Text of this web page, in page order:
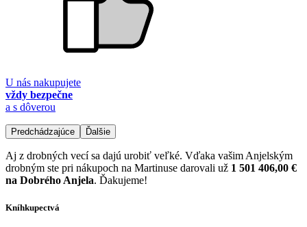
U nás nakupujete
vždy bezpečne
a s dôverou
Predchádzajúce Ďalšie
Aj z drobných vecí sa dajú urobiť veľké. Vďaka vašim Anjelským
drobným ste pri nákupoch na Martinuse darovali už 1 501 406,00 €
na Dobrého Anjela. Ďakujeme!
Kníhkupectvá